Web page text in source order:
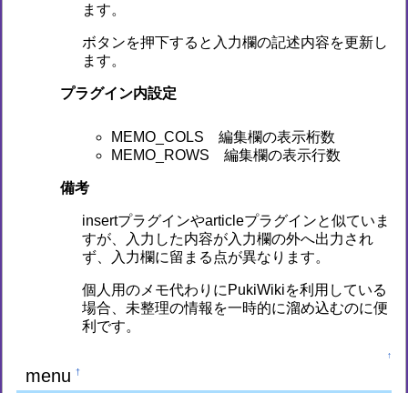
ます。
ボタンを押下すると入力欄の記述内容を更新し
ます。
プラグイン内設定
MEMO_COLS 編集欄の表示桁数
MEMO_ROWS 編集欄の表示行数
備考
insertプラグインやarticleプラグインと似ていま
すが、入力した内容が入力欄の外へ出力され
ず、入力欄に留まる点が異なります。
個人用のメモ代わりにPukiWikiを利用している
場合、未整理の情報を一時的に溜め込むのに便
利です。
↑
menu †